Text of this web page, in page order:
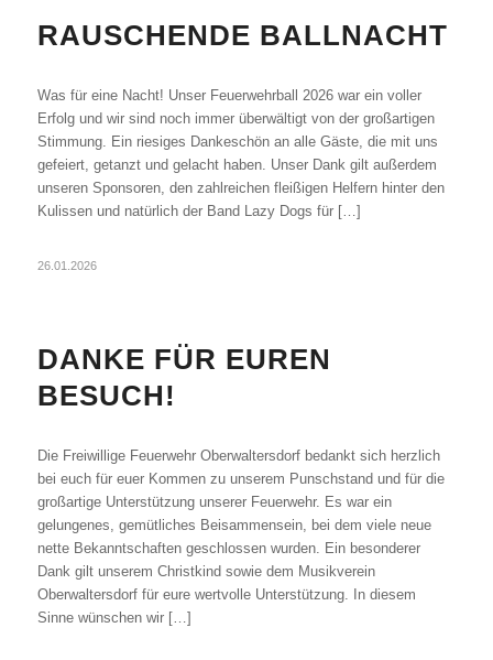
RAUSCHENDE BALLNACHT
Was für eine Nacht! Unser Feuerwehrball 2026 war ein voller
Erfolg und wir sind noch immer überwältigt von der großartigen
Stimmung. Ein riesiges Dankeschön an alle Gäste, die mit uns
gefeiert, getanzt und gelacht haben. Unser Dank gilt außerdem
unseren Sponsoren, den zahlreichen fleißigen Helfern hinter den
Kulissen und natürlich der Band Lazy Dogs für […]
26.01.2026
DANKE FÜR EUREN
BESUCH!
Die Freiwillige Feuerwehr Oberwaltersdorf bedankt sich herzlich
bei euch für euer Kommen zu unserem Punschstand und für die
großartige Unterstützung unserer Feuerwehr. Es war ein
gelungenes, gemütliches Beisammensein, bei dem viele neue
nette Bekanntschaften geschlossen wurden. Ein besonderer
Dank gilt unserem Christkind sowie dem Musikverein
Oberwaltersdorf für eure wertvolle Unterstützung. In diesem
Sinne wünschen wir […]